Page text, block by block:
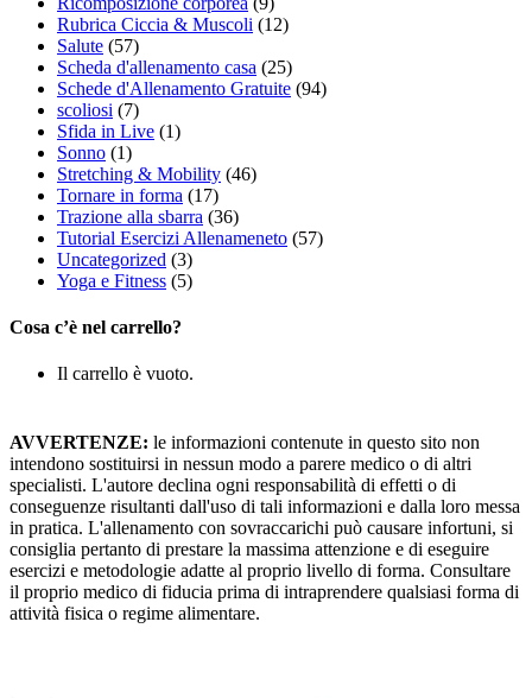
Rubrica Ciccia & Muscoli (12)
Salute (57)
Scheda d'allenamento casa (25)
Schede d'Allenamento Gratuite (94)
scoliosi (7)
Sfida in Live (1)
Sonno (1)
Stretching & Mobility (46)
Tornare in forma (17)
Trazione alla sbarra (36)
Tutorial Esercizi Allenameneto (57)
Uncategorized (3)
Yoga e Fitness (5)
Cosa c’è nel carrello?
Il carrello è vuoto.
AVVERTENZE: le informazioni contenute in questo sito non
intendono sostituirsi in nessun modo a parere medico o di altri
specialisti. L'autore declina ogni responsabilità di effetti o di
conseguenze risultanti dall'uso di tali informazioni e dalla loro messa
in pratica. L'allenamento con sovraccarichi può causare infortuni, si
consiglia pertanto di prestare la massima attenzione e di eseguire
esercizi e metodologie adatte al proprio livello di forma. Consultare
il proprio medico di fiducia prima di intraprendere qualsiasi forma di
attività fisica o regime alimentare.